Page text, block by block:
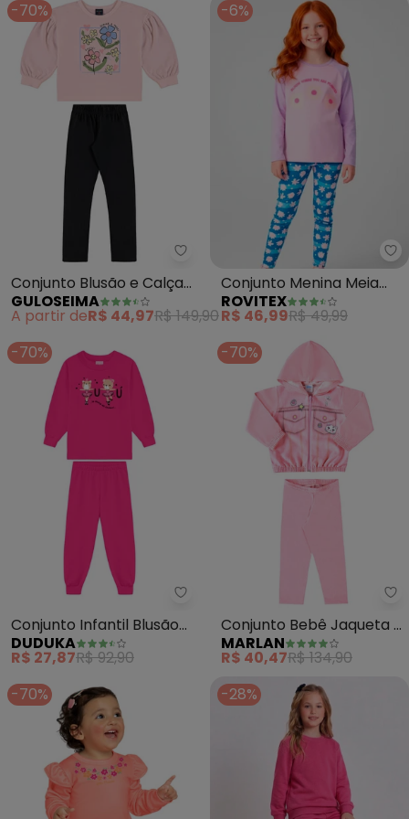
-70%
Guloseima - Conjunto Blusão e
Conjunto Blusão e Calça
Legging (Rosa)
GULOSEIMA
A partir deR$ 44,97R$ 149,90
-6%
Conjunto Menina Meia
Estação Laluna (Rosa)
ROVITEX
R$ 46,99R$ 49,99
-70%
Duduka - Conjunto Infantil
Conjunto Infantil Blusão
Urso (Rosa)
DUDUKA
R$ 27,87R$ 92,90
-70%
Conjunto Bebê Jaqueta e
Legging Jeans Baby
(Rosa)
MARLAN
R$ 40,47R$ 134,90
-70%
-28%